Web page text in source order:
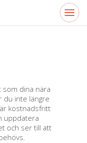
som dina nära
du inte längre
kostnadsfritt
uppdatera
och ser till att